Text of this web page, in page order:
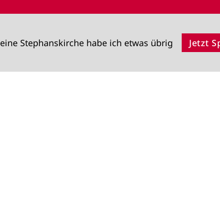
Stephanskirche habe ich etwas übrig Jetzt